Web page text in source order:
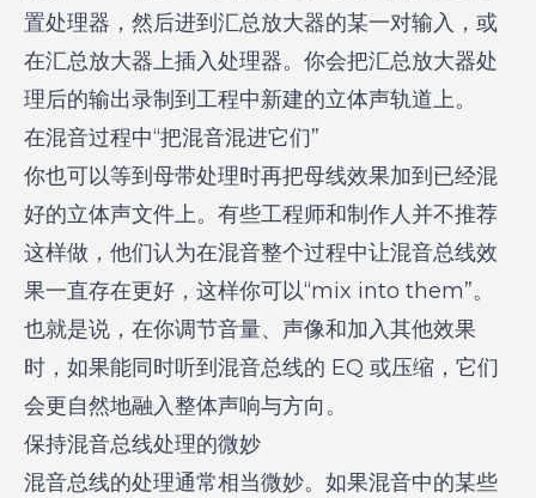
置处理器，然后进到汇总放大器的某一对输入，或
在汇总放大器上插入处理器。你会把汇总放大器处
理后的输出录制到工程中新建的立体声轨道上。
在混音过程中“把混音混进它们”
你也可以等到母带处理时再把母线效果加到已经混
好的立体声文件上。有些工程师和制作人并不推荐
这样做，他们认为在混音整个过程中让混音总线效
果一直存在更好，这样你可以“mix into them”。
也就是说，在你调节音量、声像和加入其他效果
时，如果能同时听到混音总线的 EQ 或压缩，它们
会更自然地融入整体声响与方向。
保持混音总线处理的微妙
混音总线的处理通常相当微妙。如果混音中的某些